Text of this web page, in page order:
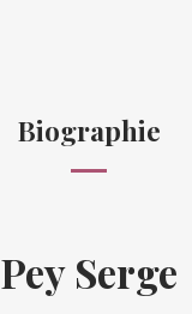
Biographie
Pey Serge